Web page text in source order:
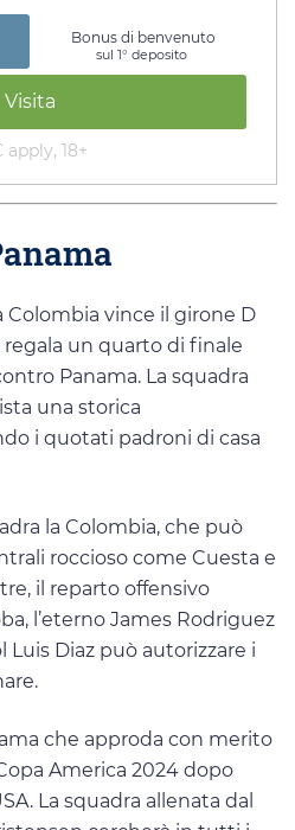
Bonus di benvenuto
sul 1° deposito
Visita
apply, 18+
Colombia vince il girone D
regala un quarto di finale
Panama. La squadra
una storica
i quotati padroni di casa
la Colombia, che può
roccioso come Cuesta e
il reparto offensivo
l’eterno James Rodriguez
Diaz può autorizzare i
che approda con merito
America 2024 dopo
La squadra allenata dal